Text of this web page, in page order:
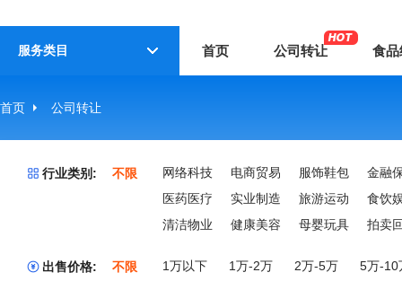
服务类目 首页 公司转让 食
首页 公司转让
行业类别: 不限 网络科技 电商贸易 服饰鞋包
金融
医药医疗
实业制造 旅游运动
食饮
清洁物业
健康美容 母婴玩具 拍卖
出售价格: 不限 1万以下 1万-2万 2万-5万 5万-10